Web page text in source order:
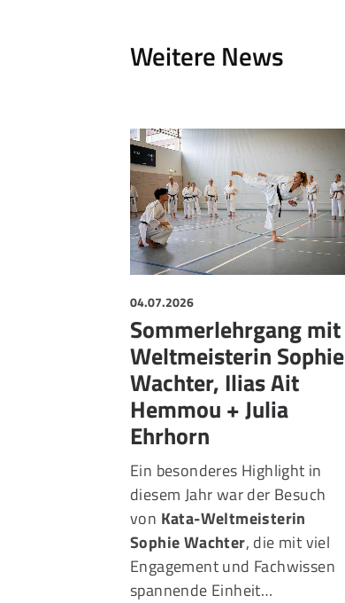
Weitere News
04.07.2026
Sommerlehrgang mit
Weltmeisterin Sophie
Wachter, Ilias Ait
Hemmou + Julia
Ehrhorn
Ein besonderes Highlight in
diesem Jahr war der Besuch
von Kata-Weltmeisterin
Sophie Wachter, die mit viel
Engagement und Fachwissen
spannende Einheit…